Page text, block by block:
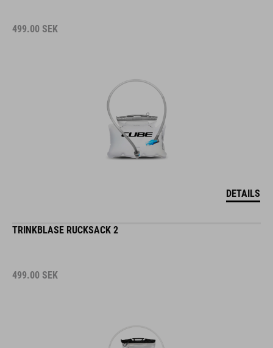
499.00 SEK
DETAILS
TRINKBLASE RUCKSACK 2
499.00 SEK